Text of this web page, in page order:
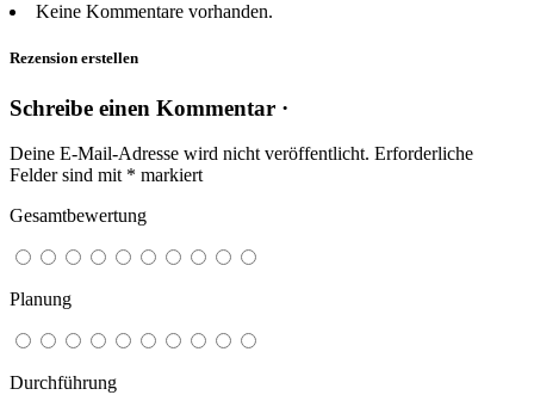
Keine Kommentare vorhanden.
Rezension erstellen
Schreibe einen Kommentar ·
Deine E-Mail-Adresse wird nicht veröffentlicht. Erforderliche
Felder sind mit * markiert
Gesamtbewertung
Planung
Durchführung